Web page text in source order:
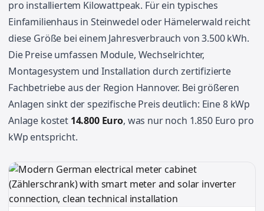
pro installiertem Kilowattpeak. Für ein typisches
Einfamilienhaus in Steinwedel oder Hämelerwald reicht
diese Größe bei einem Jahresverbrauch von 3.500 kWh.
Die Preise umfassen Module, Wechselrichter,
Montagesystem und Installation durch zertifizierte
Fachbetriebe aus der Region Hannover. Bei größeren
Anlagen sinkt der spezifische Preis deutlich: Eine 8 kWp
Anlage kostet 14.800 Euro, was nur noch 1.850 Euro pro
kWp entspricht.